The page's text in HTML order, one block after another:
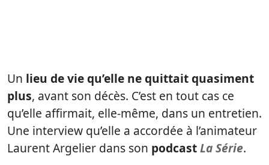
Un lieu de vie qu’elle ne quittait quasiment
plus, avant son décès. C’est en tout cas ce
qu’elle affirmait, elle-même, dans un entretien.
Une interview qu’elle a accordée à l’animateur
Laurent Argelier dans son podcastLa Série.